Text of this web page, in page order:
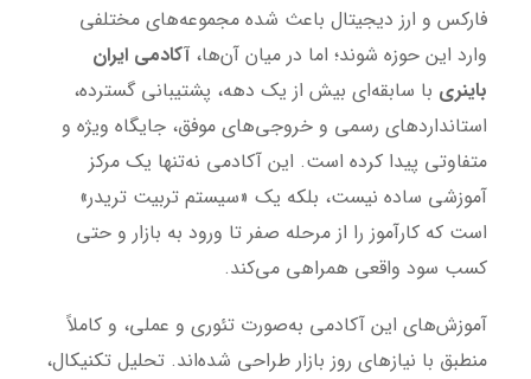
فارکس و ارز دیجیتال باعث شده مجموعه‌های مختلفی
وارد این حوزه شوند؛ اما در میان آن‌ها،آکادمی ایران
باینری با سابقه‌ای بیش از یک دهه، پشتیبانی گسترده،
استانداردهای رسمی و خروجی‌های موفق، جایگاه ویژه و
متفاوتی پیدا کرده است. این آکادمی نه‌تنها یک مرکز
آموزشی ساده نیست، بلکه یک «سیستم تربیت تریدر»
است که کارآموز را از مرحله صفر تا ورود به بازار و حتی
کسب سود واقعی همراهی می‌کند.
آموزش‌های این آکادمی به‌صورت تئوری و عملی، و کاملاً
منطبق با نیازهای روز بازار طراحی شده‌اند. تحلیل تکنیکال،